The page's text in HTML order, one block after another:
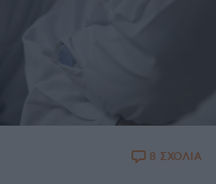
8 ΣΧΟΛΙΑ